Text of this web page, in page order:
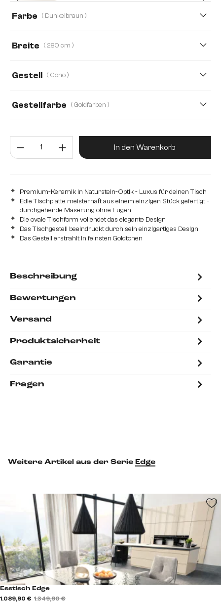
Farbe ( Dunkelbraun )
Breite ( 280 cm )
Gestell ( Cono )
Gestellfarbe ( Goldfarben )
Produkt Anzahl: Gib den
In den Warenkorb
Premium-Keramik in Naturstein-Optik - Luxus für deinen Tisch
Edle Tischplatte meisterhaft aus einem einzigen Stück gefertigt -
durchgehende Maserung ohne Fugen
Die ovale Tischform vollendet das elegante Design
Das Tischgestell beeindruckt durch sein einzigartiges Design
Das Gestell erstrahlt in feinsten Goldtönen
Beschreibung
Bewertungen
Versand
Produktsicherheit
Garantie
Fragen
Weitere Artikel aus der Serie Edge
Esstisch Edge
1.089,90 € 1.349,90 €